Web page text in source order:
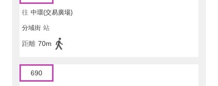
往 中環(交易廣場)
分域街 站
距離 70m
690